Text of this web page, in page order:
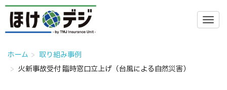
ホーム
取り組み事例
火新事故受付 臨時窓口立上げ（台風による自然災害）